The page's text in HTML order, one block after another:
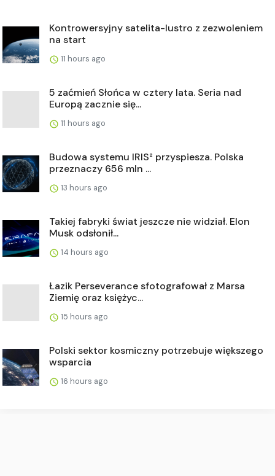
Kontrowersyjny satelita-lustro z zezwoleniem
na start
11 hours ago
5 zaćmień Słońca w cztery lata. Seria nad
Europą zacznie się...
11 hours ago
Budowa systemu IRIS² przyspiesza. Polska
przeznaczy 656 mln ...
13 hours ago
Takiej fabryki świat jeszcze nie widział. Elon
Musk odsłonił...
14 hours ago
Łazik Perseverance sfotografował z Marsa
Ziemię oraz księżyc...
15 hours ago
Polski sektor kosmiczny potrzebuje większego
wsparcia
16 hours ago